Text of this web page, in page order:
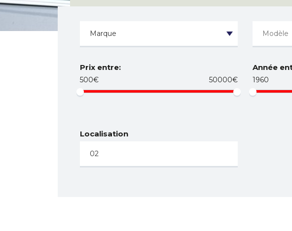
Prix entre:
500€ 50000€
Année
1960
Localisation